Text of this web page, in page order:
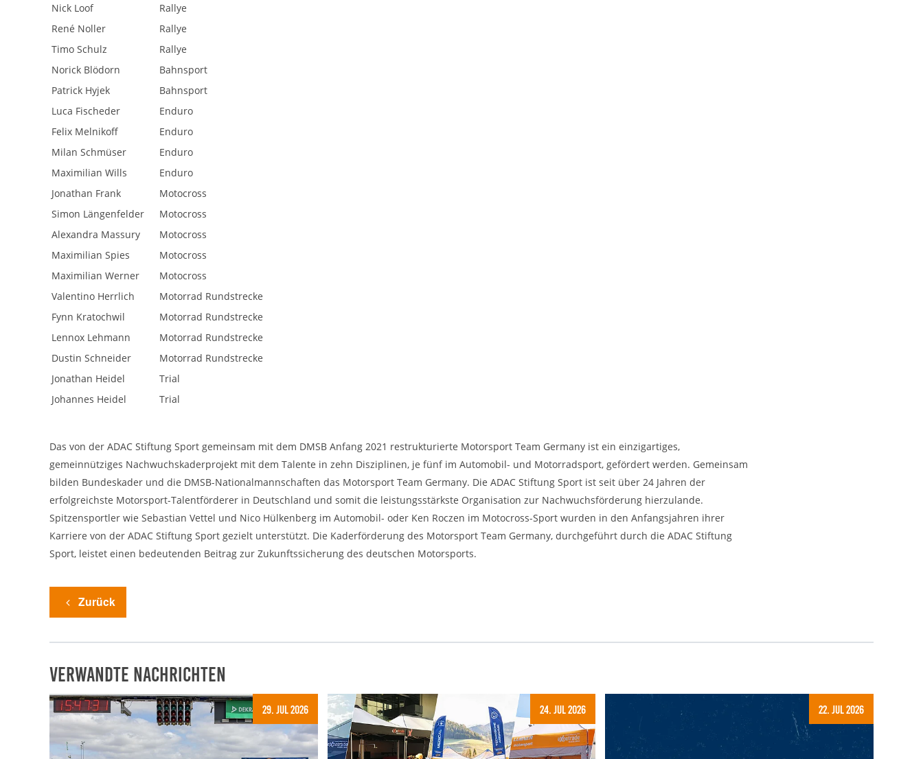
Nick Loof
Rallye
René Noller
Rallye
Timo Schulz
Rallye
Norick Blödorn
Bahnsport
Patrick Hyjek
Bahnsport
Luca Fischeder
Enduro
Felix Melnikoff
Enduro
Milan Schmüser
Enduro
Maximilian Wills
Enduro
Jonathan Frank
Motocross
Simon Längenfelder
Motocross
Alexandra Massury
Motocross
Maximilian Spies
Motocross
Maximilian Werner
Motocross
Valentino Herrlich
Motorrad Rundstrecke
Fynn Kratochwil
Motorrad Rundstrecke
Lennox Lehmann
Motorrad Rundstrecke
Dustin Schneider
Motorrad Rundstrecke
Jonathan Heidel
Trial
Johannes Heidel
Trial
Das von der ADAC Stiftung Sport gemeinsam mit dem DMSB Anfang 2021 restrukturierte Motorsport Team Germany ist ein einzigartiges,
gemeinnütziges Nachwuchskaderprojekt mit dem Talente in zehn Disziplinen, je fünf im Automobil- und Motorradsport, gefördert werden. Gemeinsam
bilden Bundeskader und die DMSB-Nationalmannschaften das Motorsport Team Germany. Die ADAC Stiftung Sport ist seit über 24 Jahren der
erfolgreichste Motorsport-Talentförderer in Deutschland und somit die leistungsstärkste Organisation zur Nachwuchsförderung hierzulande.
Spitzensportler wie Sebastian Vettel und Nico Hülkenberg im Automobil- oder Ken Roczen im Motocross-Sport wurden in den Anfangsjahren ihrer
Karriere von der ADAC Stiftung Sport gezielt unterstützt. Die Kaderförderung des Motorsport Team Germany, durchgeführt durch die ADAC Stiftung
Sport, leistet einen bedeutenden Beitrag zur Zukunftssicherung des deutschen Motorsports.
Zurück
Verwandte Nachrichten
29. Jul 2026 24. Jul 2026 22. Jul 2026